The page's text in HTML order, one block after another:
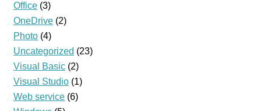
Office (3)
OneDrive (2)
Photo (4)
Uncategorized (23)
Visual Basic (2)
Visual Studio (1)
Web service (6)